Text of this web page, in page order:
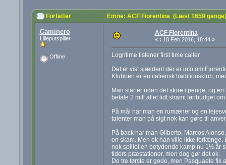
Forfatter Emne: ACF Fiorentina (Læst 1659 gange)
Caminero
Lilleputspiller
Offline
ACF Fiorentina
« : 18 Feb 2016, 18:44 »
Logntime listener first time caller
Det er vist sjældent der er info om
Klubben er en italiensk traditionsklub,
Man starter uden det store i penge, og
betale 2 mill af et lidt stramt lønbudget
På mål har man en rumæner og en
talenter man på sigt nok kan gøre til
På back har man Gilberto, Marcos
en skam. Men ok han ville ikke forlænge.
nok spillet en betydende kamp nu 1½ år
tiders præstationer, men dog gør det ok.
De tre første er gode, men Pasquaele fik